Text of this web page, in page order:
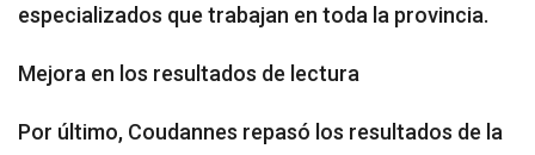
especializados que trabajan en toda la provincia.
Mejora en los resultados de lectura
Por último, Coudannes repasó los resultados de la